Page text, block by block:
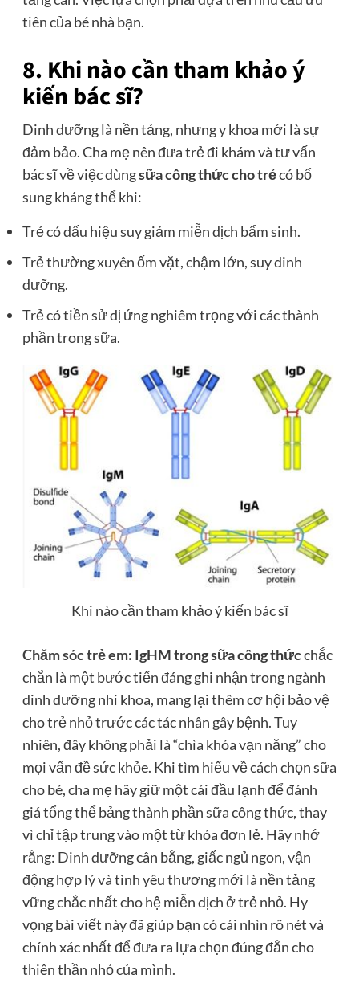
tiên của bé nhà bạn.
8. Khi nào cần tham khảo ý
kiến bác sĩ?
Dinh dưỡng là nền tảng, nhưng y khoa mới là sự
đảm bảo. Cha mẹ nên đưa trẻ đi khám và tư vấn
bác sĩ về việc dùngsữa công thức cho trẻcó bổ
sung kháng thể khi:
Trẻ có dấu hiệu suy giảm miễn dịch bẩm sinh.
Trẻ thường xuyên ốm vặt, chậm lớn, suy dinh
dưỡng.
Trẻ có tiền sử dị ứng nghiêm trọng với các thành
phần trong sữa.
Khi nào cần tham khảo ý kiến bác sĩ
Chăm sóc trẻ em: IgHM trong sữa công thứcchắc
chắn là một bước tiến đáng ghi nhận trong ngành
dinh dưỡng nhi khoa, mang lại thêm cơ hội bảo vệ
cho trẻ nhỏ trước các tác nhân gây bệnh. Tuy
nhiên, đây không phải là “chìa khóa vạn năng” cho
mọi vấn đề sức khỏe. Khi tìm hiểu về cách chọn sữa
cho bé, cha mẹ hãy giữ một cái đầu lạnh để đánh
giá tổng thể bảng thành phần sữa công thức, thay
vì chỉ tập trung vào một từ khóa đơn lẻ. Hãy nhớ
rằng: Dinh dưỡng cân bằng, giấc ngủ ngon, vận
động hợp lý và tình yêu thương mới là nền tảng
vững chắc nhất cho hệ miễn dịch ở trẻ nhỏ. Hy
vọng bài viết này đã giúp bạn có cái nhìn rõ nét và
chính xác nhất để đưa ra lựa chọn đúng đắn cho
thiên thần nhỏ của mình.